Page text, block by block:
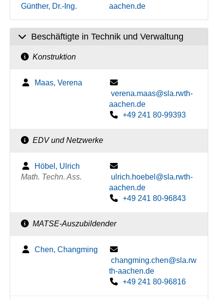
Günther, Dr.-Ing.
aachen.de
Beschäftigte in Technik und Verwaltung
Konstruktion
Maas, Verena
verena.maas@sla.rwth-
aachen.de
+49 241 80-99393
EDV und Netzwerke
Höbel, Ulrich
Math. Techn. Ass.
ulrich.hoebel@sla.rwth-
aachen.de
+49 241 80-96843
MATSE-Auszubildender
Chen, Changming
changming.chen@sla.rw
th-aachen.de
+49 241 80-96816